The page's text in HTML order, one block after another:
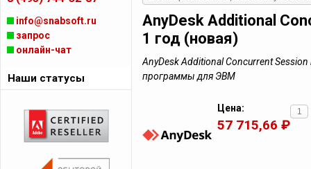
AnyDesk Additional
1 год (новая)
AnyDesk Additional Concurrent
программы для ЭВМ
Цена:
57 715,66 ₽
info@snabsoft.ru
запрос
онлайн-чат
Наши статусы